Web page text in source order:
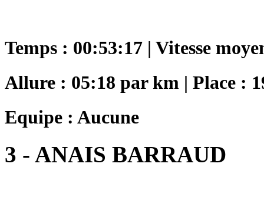
Temps : 00:53:17 | Vitesse
Allure : 05:18 par km | Place :
Equipe : Aucune
3 - ANAIS BARRAUD